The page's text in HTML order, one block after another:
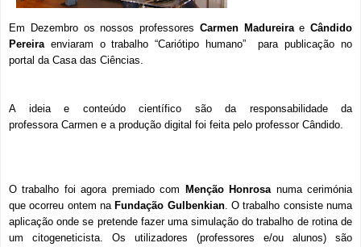
Em Dezembro os nossos professores Carmen Madureirae Cândido
Pereiraenviaram o trabalho “Cariótipo humano” para publicação no
portal da Casa das Ciências.
A ideia e conteúdo científico são da responsabilidade da
professora Carmen e a produção digital foi feita pelo professor Cândido.
O trabalho foi agora premiado com Menção Honrosanuma cerimónia
que ocorreu ontem na Fundação Gulbenkian. O trabalho consiste numa
aplicação onde se pretende fazer uma simulação do trabalho de rotina de
um citogeneticista. Os utilizadores (professores e/ou alunos) são